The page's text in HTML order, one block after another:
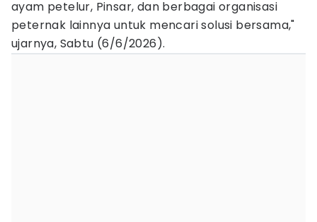
ayam petelur, Pinsar, dan berbagai organisasi
peternak lainnya untuk mencari solusi bersama,"
ujarnya, Sabtu (6/6/2026).